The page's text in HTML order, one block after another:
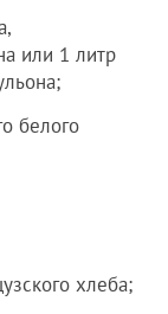
или 1 литр
белого
хлеба;